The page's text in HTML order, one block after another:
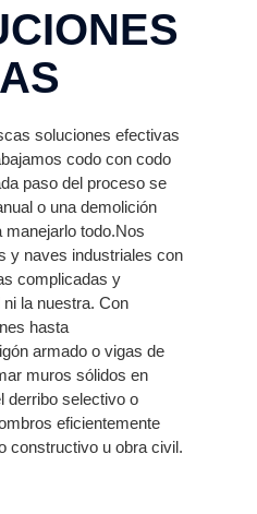
soluciones efectivas
codo con codo
paso del proceso se
o una demolición
todo.Nos
y naves industriales con
complicadas y
la nuestra. Con
hasta
armado o vigas de
muros sólidos en
derribo selectivo o
eficientemente
constructivo u obra civil.